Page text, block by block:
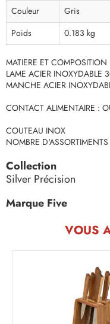
Couleur
Gris
Poids
0.183 kg
MATIERE ET COMPOSITION
LAME ACIER INOXYDABLE
MANCHE ACIER
CONTACT ALIMENTAIRE :
COUTEAU INOX
NOMBRE D'ASSORTIMENTS
Collection
Silver Précision
Marque Five
VOUS